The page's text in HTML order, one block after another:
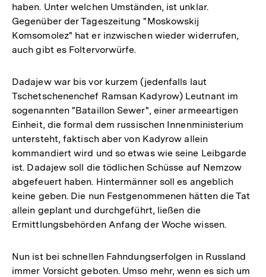
haben. Unter welchen Umständen, ist unklar.
Gegenüber der Tageszeitung "Moskowskij
Komsomolez" hat er inzwischen wieder widerrufen,
auch gibt es Foltervorwürfe.
Dadajew war bis vor kurzem (jedenfalls laut
Tschetschenenchef Ramsan Kadyrow) Leutnant im
sogenannten "Bataillon Sewer", einer armeeartigen
Einheit, die formal dem russischen Innenministerium
untersteht, faktisch aber von Kadyrow allein
kommandiert wird und so etwas wie seine Leibgarde
ist. Dadajew soll die tödlichen Schüsse auf Nemzow
abgefeuert haben. Hintermänner soll es angeblich
keine geben. Die nun Festgenommenen hätten die Tat
allein geplant und durchgeführt, ließen die
Ermittlungsbehörden Anfang der Woche wissen.
Nun ist bei schnellen Fahndungserfolgen in Russland
immer Vorsicht geboten. Umso mehr, wenn es sich um